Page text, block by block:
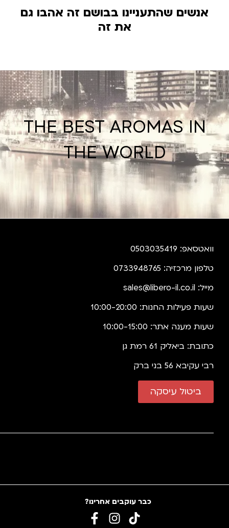
אנשים שהתעניינו בבושם זה אהבו גם
את זה
THE BEST AROMAS IN
THE WORLD
וואטסאפ: 0503035419
טלפון מרכזיה: 0733948765
מייל: sales@libero-il.co.il
שעות פעילות החנות: 10:00-20:00
שעות מענה אתר: 10:00-15:00
כתובת: ביאליק 61 רמת גן
רבי עקיבא 56 בני ברק
ביטול עיסקה
כבר עוקבים אחרינו?